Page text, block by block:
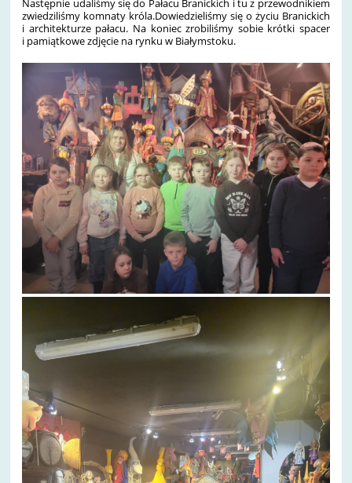
Następnie udaliśmy się do Pałacu Branickich i tu z przewodnikiem
zwiedziliśmy komnaty króla.Dowiedzieliśmy się o życiu Branickich
i architekturze pałacu. Na koniec zrobiliśmy sobie krótki spacer
i pamiątkowe zdjęcie na rynku w Białymstoku.